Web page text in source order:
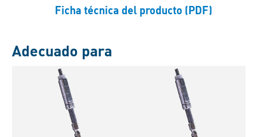
Ficha técnica del producto (PDF)
Adecuado para